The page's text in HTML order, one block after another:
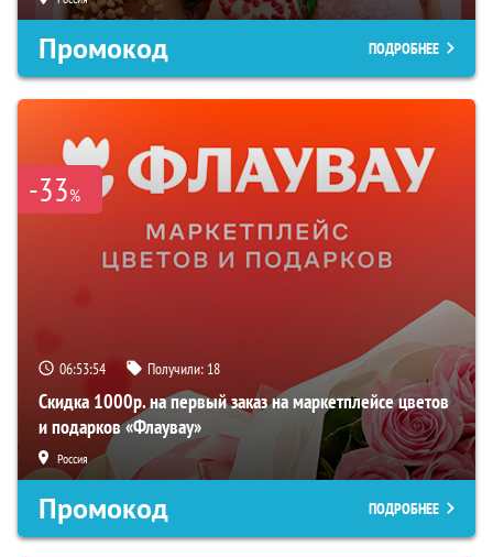
Промокод ПОДРОБНЕЕ
-33%
06:53:53 Получили: 18
Скидка 1000р. на первый заказ на маркетплейсе цветов
и подарков «Флаувау»
Россия
Промокод ПОДРОБНЕЕ